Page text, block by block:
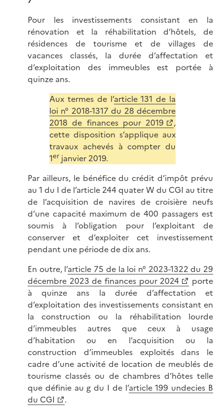
Pour les investissements consistant en la
rénovation et la réhabilitation d’hôtels, de
résidences de tourisme et de villages de
vacances classés, la durée d’affectation et
d’exploitation des immeubles est portée à
quinze ans.
Aux termes de l’article 131 de la
loi n° 2018-1317 du 28 décembre
2018 de finances pour 2019
,
cette disposition s’applique aux
travaux achevés à compter du
1erjanvier 2019.
Par ailleurs, le bénéfice du crédit d’impôt prévu
au 1 du I de l’article 244 quater W du CGI au titre
de l’acquisition de navires de croisière neufs
d’une capacité maximum de 400 passagers est
soumis à l’obligation pour l’exploitant de
conserver et d’exploiter cet investissement
pendant une période de dix ans.
En outre, l’article 75 de la loi n° 2023-1322 du 29
décembre 2023 de finances pour 2024
porte
à quinze ans la durée d’affectation et
d’exploitation des investissements consistant en
la construction ou la réhabilitation lourde
d’immeubles autres que ceux à usage
d’habitation ou en l’acquisition ou la
construction d’immeubles exploités dans le
cadre d’une activité de location de meublés de
tourisme classés ou de chambres d’hôtes telle
que définie au g du I de l’article 199 undecies B
du CGI
.